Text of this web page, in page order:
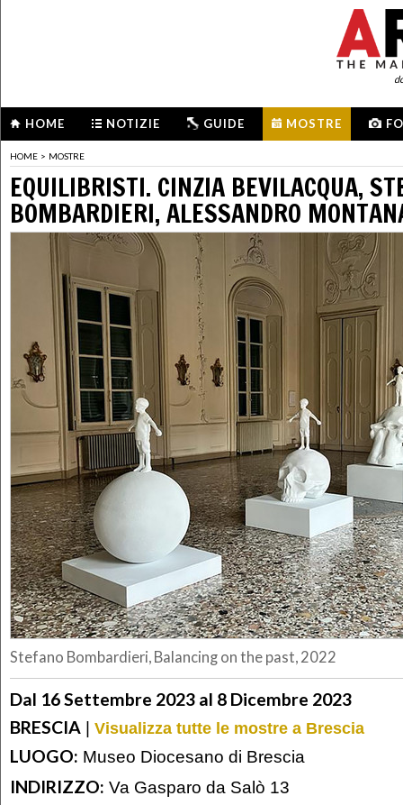
HOME NOTIZIE GUIDE MOSTRE
HOME > MOSTRE
EQUILIBRISTI. CINZIA BEVILACQUA,
BOMBARDIERI, ALESSANDRO
Stefano Bombardieri, Balancing on the past, 2022
Dal 16 Settembre 2023 al 8 Dicembre 2023
BRESCIA | Visualizza tutte le mostre a Brescia
LUOGO: Museo Diocesano di Brescia
INDIRIZZO: Va Gasparo da Salò 13